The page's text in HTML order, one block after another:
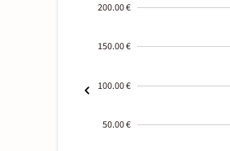
200.00 €
150.00 €
100.00 €
50.00 €